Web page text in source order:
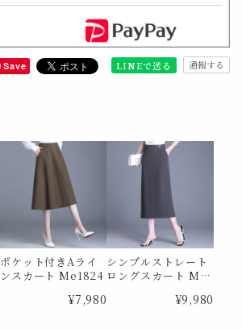
Save LINEで送る 通報する
ポケット付きAライ
ンスカート Me1824
¥7,980
シンプルストレート
ロングスカート Me1
¥9,980